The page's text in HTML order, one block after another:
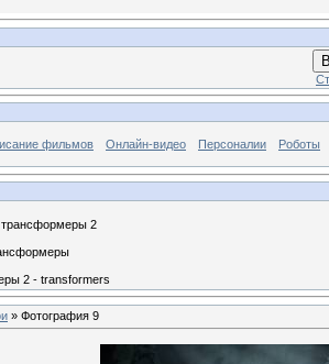
фильмов Онлайн-видео Персоналии Роботы
2
2 - transformers
» Фотография 9